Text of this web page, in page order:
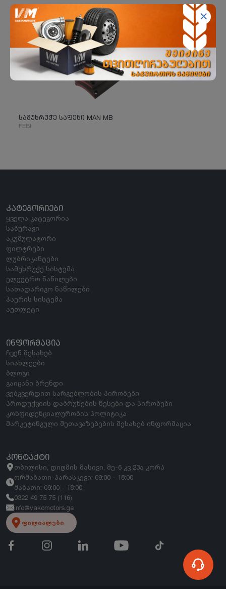
სამუხრუჭე საფენი MAN MB
FEBI
ᲙᲐᲢᲔᲒᲝᲠᲘᲔᲑᲘ
ყველა კატეგორია
საბურავი
აკუმულატორი
ფილტრები
ლუბრიკანტები
სამუხრუჭე სისტემა
ელექტრო ნაწილები
სათადარიგო ნაწილები
ჰაერის სისტემა
აუთლეტი
ᲘᲜᲤᲝᲠᲛᲐᲪᲘᲐ
ჩვენ შესახებ
სიახლეები
ბლოგი
გაიცანი ბრენდი
ვებგვერდით სარგებლობის პირობები
პროდუქციის დაბრუნების წესები და პირობები
კონფიდენციალურობის პოლიტიკა
მარკეტინგული შეთავაზებების შესახებ ინფორმაცია
ᲙᲝᲜᲢᲐᲥᲢᲘ
თბილისი, დიღმის მასივი, მე-6 კვ 23ა კორპ
ორშაბათი-პარასკევი: 09:00 - 18:00
შაბათი: 09:00 - 18:00
0322 49 75 75 (116)
info@vakomotors.ge
ფილიალები